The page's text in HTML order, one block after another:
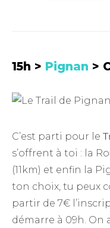
15h > Pignan >
C’est parti pour le
s’offrent à toi : la
(11km) et enfin la
ton choix, tu peux
partir de 7€
démarre à 09h. On